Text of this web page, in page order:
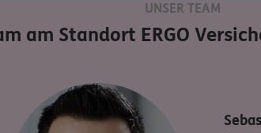
UNSER TEAM
am Standort ERGO